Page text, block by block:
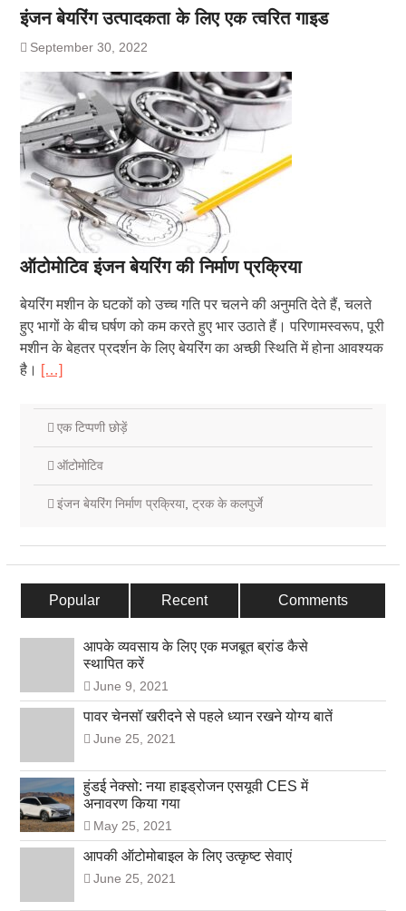
इंजन बेयरिंग उत्पादकता के लिए एक त्वरित गाइड
September 30, 2022
ऑटोमोटिव इंजन बेयरिंग की निर्माण प्रक्रिया
बेयरिंग मशीन के घटकों को उच्च गति पर चलने की अनुमति देते हैं, चलते
हुए भागों के बीच घर्षण को कम करते हुए भार उठाते हैं। परिणामस्वरूप, पूरी
मशीन के बेहतर प्रदर्शन के लिए बेयरिंग का अच्छी स्थिति में होना आवश्यक
है। […]
एक टिप्पणी छोड़ें
ऑटोमोटिव
इंजन बेयरिंग निर्माण प्रक्रिया, ट्रक के कलपुर्जे
Popular Recent Comments
आपके व्यवसाय के लिए एक मजबूत ब्रांड कैसे
स्थापित करें
June 9, 2021
पावर चेनसॉ खरीदने से पहले ध्यान रखने योग्य बातें
June 25, 2021
हुंडई नेक्सो: नया हाइड्रोजन एसयूवी CES में
अनावरण किया गया
May 25, 2021
आपकी ऑटोमोबाइल के लिए उत्कृष्ट सेवाएं
June 25, 2021